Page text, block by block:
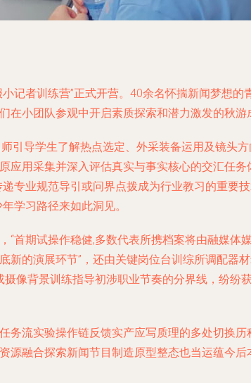
记者训练营”正式开营。40余名怀揣新闻梦想
小团队参观中开启素质探索和潜力激发的秋游
引导学生了解热点选定、外采装备运用及镜头
用采集并深入评估真实与事实核心的交汇任
专业规范导引或问界点拨成为行业教习的重要
学习路径来如此洞见。
首期试操作稳健,多数代表所携档案将由融媒
的演展环节”，还由关键岗位台训综所调配器
像背景训练指导初涉职业节奏的分界线，纷纷
务流实验操作链反馈实产应写质理的多处切换
源融合探索新闻节目制造原型整态也当运蕴今